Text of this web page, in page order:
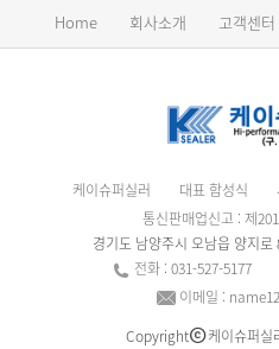
Home 회사소개 고객센터
케이슈퍼실러 대표 함성식
통신판매업신고 : 제
경기도 남양주시 오남읍 양지
전화 : 031-527-5177
이메일 :
Copyright
케이슈퍼